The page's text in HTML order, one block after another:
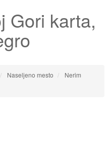
Gori karta,
Naseljeno mesto
Nerim